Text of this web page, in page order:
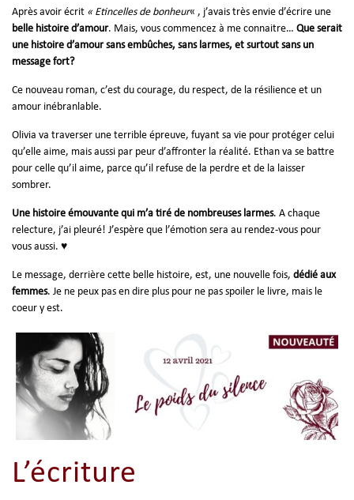
Après avoir écrit « Etincelles de bonheur« , j’avais très envie d’écrire une
belle histoire d’amour. Mais, vous commencez à me connaitre… Que serait
une histoire d’amour sans embûches, sans larmes, et surtout sans un
message fort?
Ce nouveau roman, c’est du courage, du respect, de la résilience et un
amour inébranlable.
Olivia va traverser une terrible épreuve, fuyant sa vie pour protéger celui
qu’elle aime, mais aussi par peur d’affronter la réalité. Ethan va se battre
pour celle qu’il aime, parce qu’il refuse de la perdre et de la laisser
sombrer.
Une histoire émouvante qui m’a tiré de nombreuses larmes. A chaque
relecture, j’ai pleuré! J’espère que l’émotion sera au rendez-vous pour
vous aussi. ♥
Le message, derrière cette belle histoire, est, une nouvelle fois, dédié aux
femmes. Je ne peux pas en dire plus pour ne pas spoiler le livre, mais le
coeur y est.
L’écriture